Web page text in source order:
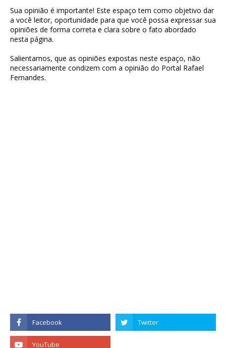
Sua opinião é importante! Este espaço tem como objetivo dar
a você leitor, oportunidade para que você possa expressar sua
opiniões de forma correta e clara sobre o fato abordado
nesta página.
Salientamos, que as opiniões expostas neste espaço, não
necessariamente condizem com a opinião do Portal Rafael
Fernandes.